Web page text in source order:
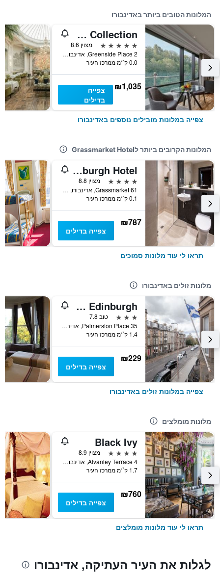
המלונות הטובים ביותר באדינבורו
The Glasshouse Autograph Collection
5 כוכבים
מצוין 8.6
2 Greenside Place, אדינבורו, בריטניה
0.0 ק״מ ממרכז העיר
₪1,035
צפייה
בדילים
צפייה במלונות מובילים נוספים באדינבורו
המלונות הקרובים ביותר לGrassmarket Hotel
Apex City of Edinburgh Hotel
4 כוכבים
מצוין 8.8
61 Grassmarket, אדינבורו, בריטניה
0.1 ק״מ ממרכז העיר
₪787
צפייה בדילים
תראו לי עוד מלונות סמוכים
מלונות זולים באדינבורו
Revolver Edinburgh
3 כוכבים
טוב 7.8
35 Palmerston Place, אדינבורו, בריטניה
1.4 ק״מ ממרכז העיר
₪229
צפייה בדילים
צפייה במלונות זולים באדינבורו
מלונות מומלצים
Black Ivy
4 כוכבים
מצוין 8.9
4 Alvanley Terrace, אדינבורו, בריטניה
1.7 ק״מ ממרכז העיר
₪760
צפייה בדילים
תראו לי עוד מלונות מומלצים
לגלות את העיר העתיקה, אדינבורו